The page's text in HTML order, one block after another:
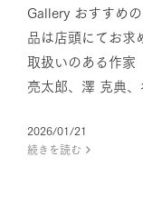
Gallery おすすめ
品は店頭にてお
取扱いのある作家
亮太郎、澤 克典
2026/01/21
続きを読む